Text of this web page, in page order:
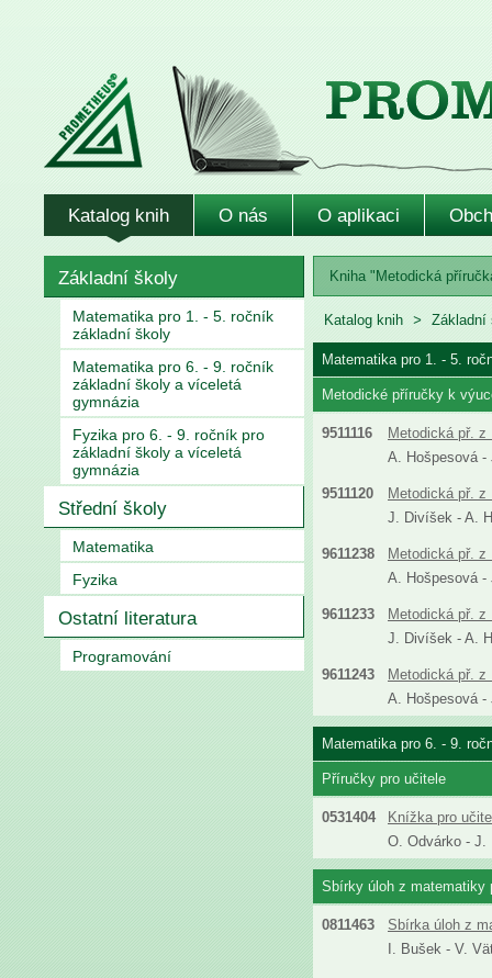
Katalog knih O nás O aplikaci
Základní školy
Matematika pro 1. - 5. ročník
základní školy
Matematika pro 6. - 9. ročník
základní školy a víceletá
gymnázia
Fyzika pro 6. - 9. ročník pro
základní školy a víceletá
gymnázia
Střední školy
Matematika
Fyzika
Ostatní literatura
Programování
Kniha "Metodická
Katalog knih Základní
Matematika pro 1. - 5.
Metodické příručky k
9511116
Metodická př.
A. Hošpesová
9511120
Metodická př.
J. Divíšek - A.
9611238
Metodická př.
A. Hošpesová
9611233
Metodická př.
J. Divíšek - A.
9611243
Metodická př.
A. Hošpesová
Matematika pro 6. - 9.
Příručky pro učitele
0531404
Knížka pro
O. Odvárko - J.
Sbírky úloh z matematiky
0811463
Sbírka úloh z
I. Bušek - V.